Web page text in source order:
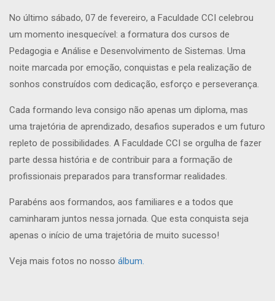
No último sábado, 07 de fevereiro, a Faculdade CCI celebrou
um momento inesquecível: a formatura dos cursos de
Pedagogia e Análise e Desenvolvimento de Sistemas. Uma
noite marcada por emoção, conquistas e pela realização de
sonhos construídos com dedicação, esforço e perseverança.
Cada formando leva consigo não apenas um diploma, mas
uma trajetória de aprendizado, desafios superados e um futuro
repleto de possibilidades. A Faculdade CCI se orgulha de fazer
parte dessa história e de contribuir para a formação de
profissionais preparados para transformar realidades.
Parabéns aos formandos, aos familiares e a todos que
caminharam juntos nessa jornada. Que esta conquista seja
apenas o início de uma trajetória de muito sucesso!
Veja mais fotos no nosso álbum.